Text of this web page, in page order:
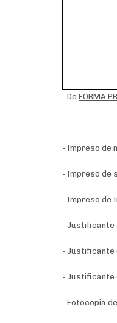
- De FORMA
- Impreso de
- Impreso de
- Impreso de
- Justificante
- Justificante
- Justificante
- Fotocopia